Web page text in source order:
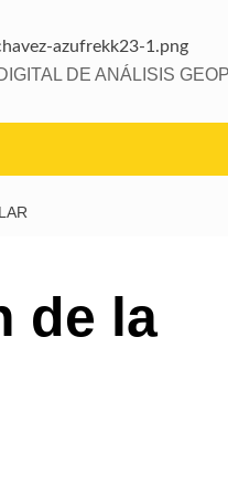
DE ANÁLISIS
de la